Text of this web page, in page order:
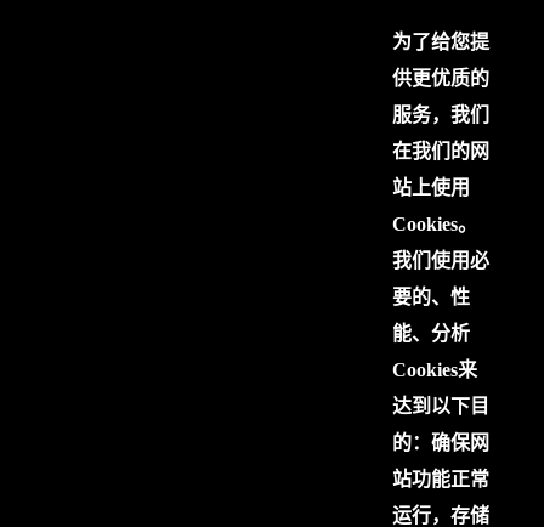
为了给您提
供更优质的
服务，我们
在我们的网
站上使用
Cookies。
我们使用必
要的、性
能、分析
Cookies来
达到以下目
的：确保网
站功能正常
运行，存储